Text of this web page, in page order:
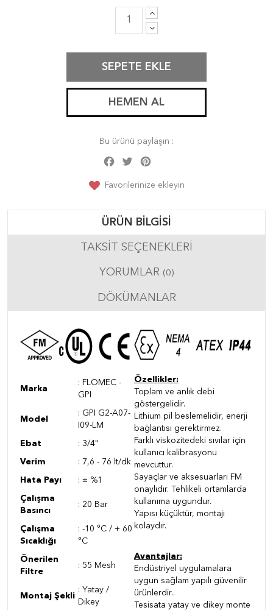
SEPETE EKLE
HEMEN AL
Bu ürünü paylaşın :
Facebook
Twitter
Favorilerinize ekleyin
ÜRÜN BILGISI
TAKSIT SEÇENEKLERI
YORUMLAR (0)
DÖKÜMANLAR
Marka
: FLOMEC -
GPI
Model
: GPI G2-A07-
I09-LM
Ebat : 3/4"
Verim : 7,6 - 76 lt/dk
Hata Payı : ± %1
Çalışma
Basıncı
: 20 Bar
Çalışma
Sıcaklığı
: -10 °C / + 60
°C
Önerilen
Filtre
: 55 Mesh
Montaj Şekli
: Yatay /
Dikey
Özellikler:
Toplam ve anlık debi
göstergelidir.
Lithium pil beslemelidir, enerji
bağlantısı gerektirmez.
Farklı viskozitedeki sıvılar için
kullanıcı kalibrasyonu
mevcuttur.
Sayaçlar ve aksesuarları FM
onaylıdır. Tehlikeli ortamlarda
kullanıma uygundur.
Yapısı küçüktür, montajı
kolaydır.
Avantajlar:
Endüstriyel uygulamalara
uygun sağlam yapılı güvenilir
ürünlerdir..
Tesisata yatay ve dikey monte